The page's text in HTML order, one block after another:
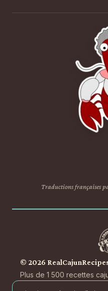
Traductions françaises
© 2026
Plus de 1 500 recettes